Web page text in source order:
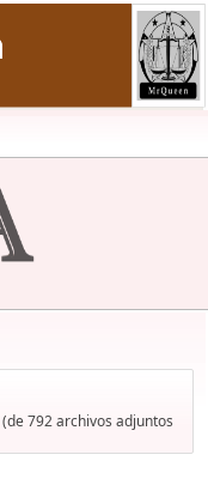
(de 792 archivos adjuntos